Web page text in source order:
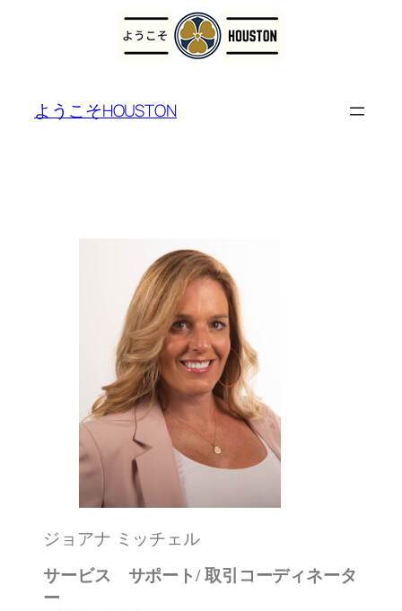
ようこそHOUSTON
ジョアナ ミッチェル
サービス サポート/ 取引コーディネータ
ー